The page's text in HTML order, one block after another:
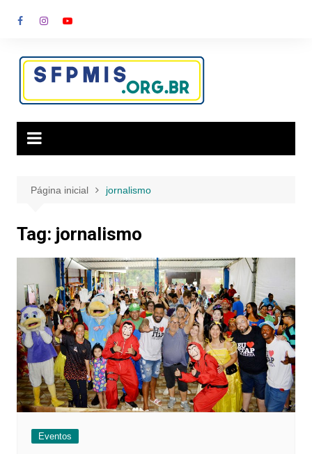
para
conteúdo
Página inicial jornalismo
Tag: jornalismo
Eventos